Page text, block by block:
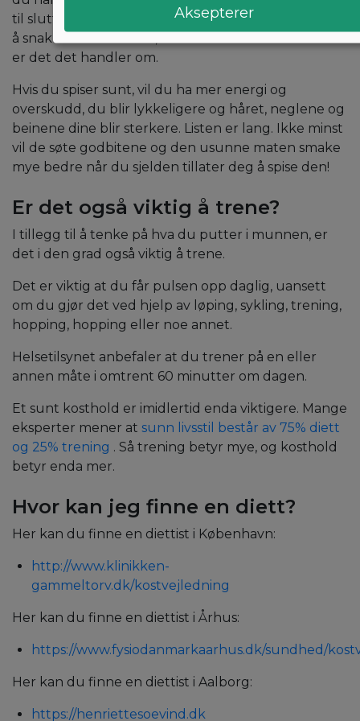
til slutt. Av samme grunn kan det være en god ting
å snakke med en diett, slik at du kan bli frisk. For det
er det det handler om.
Hvis du spiser sunt, vil du ha mer energi og
overskudd, du blir lykkeligere og håret, neglene og
beinene dine blir sterkere. Listen er lang. Ikke minst
vil de søte godbitene og den usunne maten smake
mye bedre når du sjelden tillater deg å spise den!
Er det også viktig å trene?
I tillegg til å tenke på hva du putter i munnen, er
det i den grad også viktig å trene.
Det er viktig at du får pulsen opp daglig, uansett
om du gjør det ved hjelp av løping, sykling, trening,
hopping, hopping eller noe annet.
Helsetilsynet anbefaler at du trener på en eller
annen måte i omtrent 60 minutter om dagen.
Et sunt kosthold er imidlertid enda viktigere. Mange
eksperter mener at sunn livsstil består av 75% diett
og 25% trening . Så trening betyr mye, og kosthold
betyr enda mer.
Hvor kan jeg finne en diett?
Her kan du finne en diettist i København:
http://www.klinikken-
gammeltorv.dk/kostvejledning
Her kan du finne en diettist i Århus:
https://www.fysiodanmarkaarhus.dk/sundhed/
Her kan du finne en diettist i Aalborg:
https://henriettesoevind.dk
Aksepterer